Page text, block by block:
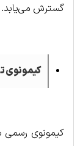
گسترش می‌یابد.
کیمونوی
کیمونوی رسمی